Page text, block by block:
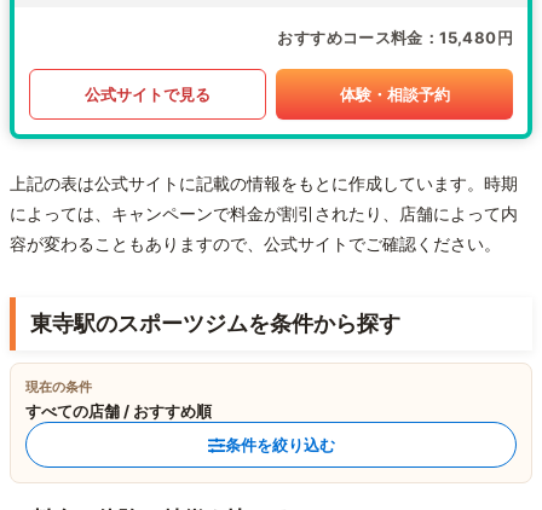
おすすめコース料金 15,480円
公式サイトで見る 体験・相談予約
上記の表は公式サイトに記載の情報をもとに作成しています。時期
によっては、キャンペーンで料金が割引されたり、店舗によって内
容が変わることもありますので、公式サイトでご確認ください。
東寺駅のスポーツジムを条件から探す
現在の条件
すべての店舗 / おすすめ順
条件を絞り込む